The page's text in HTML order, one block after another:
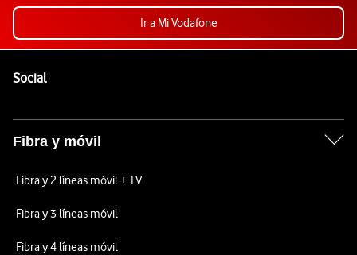
Ir a Mi Vodafone
SocialEnlaces a las redes sociales de Vodafone
Fibra y móvil
Fibra y 2 líneas móvil + TV
Fibra y 3 líneas móvil
Fibra y 4 líneas móvil